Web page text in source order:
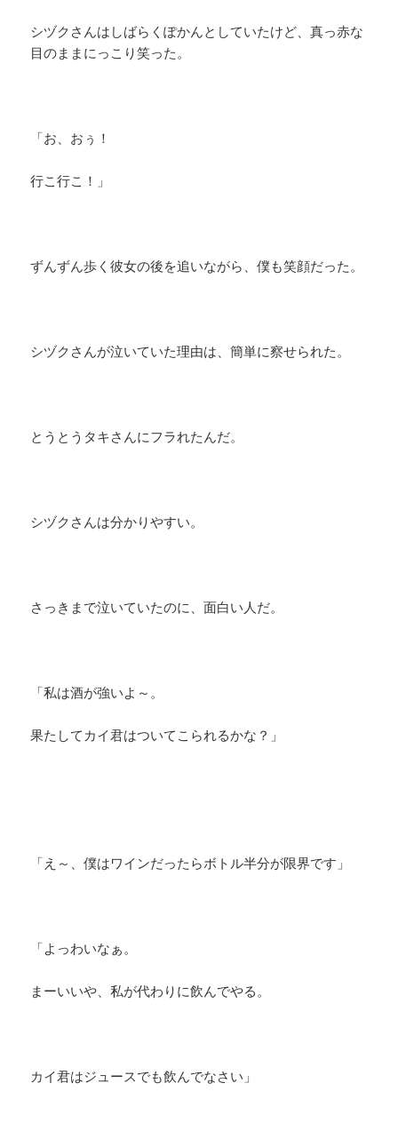
シヅクさんはしばらくぽかんとしていたけど、真っ赤な
目のままにっこり笑った。
「お、おぅ！
行こ行こ！」
ずんずん歩く彼女の後を追いながら、僕も笑顔だった。
シヅクさんが泣いていた理由は、簡単に察せられた。
とうとうタキさんにフラれたんだ。
シヅクさんは分かりやすい。
さっきまで泣いていたのに、面白い人だ。
「私は酒が強いよ～。
果たしてカイ君はついてこられるかな？」
「え～、僕はワインだったらボトル半分が限界です」
「よっわいなぁ。
まーいいや、私が代わりに飲んでやる。
カイ君はジュースでも飲んでなさい」